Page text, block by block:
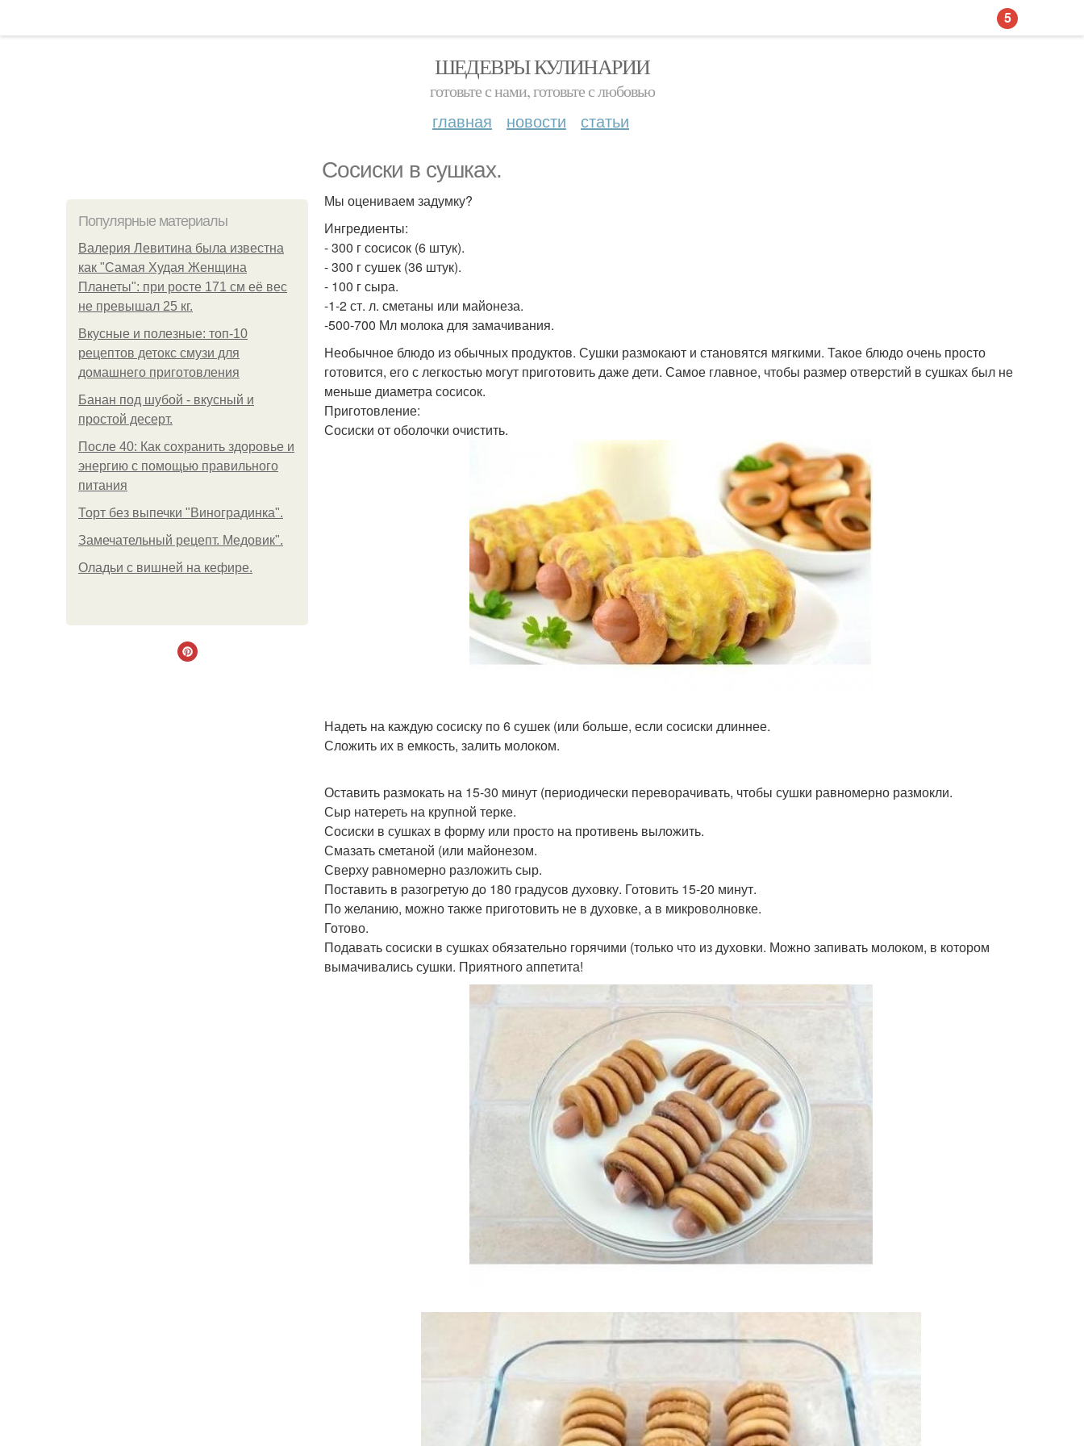
ШЕДЕВРЫ КУЛИНАРИИ
готовьте с нами, готовьте с любовью
главная новости статьи
Сосиски в сушках.
Популярные материалы
Валерия Левитина была известна
как "Самая Худая Женщина
Планеты": при росте 171 см её вес
не превышал 25 кг.
Вкусные и полезные: топ-10
рецептов детокс смузи для
домашнего приготовления
Банан под шубой - вкусный и
простой десерт.
После 40: Как сохранить здоровье и
энергию с помощью правильного
питания
Торт без выпечки "Виноградинка".
Замечательный рецепт. Медовик".
Оладьи с вишней на кефире.
Мы оцениваем задумку?
Ингредиенты:
- 300 г сосисок (6 штук).
- 300 г сушек (36 штук).
- 100 г сыра.
-1-2 ст. л. сметаны или майонеза.
-500-700 Мл молока для замачивания.
Необычное блюдо из обычных продуктов. Сушки размокают и становятся мягкими. Такое блюдо очень просто
готовится, его с легкостью могут приготовить даже дети. Самое главное, чтобы размер отверстий в сушках был не
меньше диаметра сосисок.
Приготовление:
Сосиски от оболочки очистить.
Надеть на каждую сосиску по 6 сушек (или больше, если сосиски длиннее.
Сложить их в емкость, залить молоком.
Оставить размокать на 15-30 минут (периодически переворачивать, чтобы сушки равномерно размокли.
Сыр натереть на крупной терке.
Сосиски в сушках в форму или просто на противень выложить.
Смазать сметаной (или майонезом.
Сверху равномерно разложить сыр.
Поставить в разогретую до 180 градусов духовку. Готовить 15-20 минут.
По желанию, можно также приготовить не в духовке, а в микроволновке.
Готово.
Подавать сосиски в сушках обязательно горячими (только что из духовки. Можно запивать молоком, в котором
вымачивались сушки. Приятного аппетита!
5